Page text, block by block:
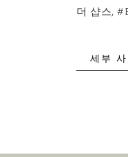
더 샵스,
세부